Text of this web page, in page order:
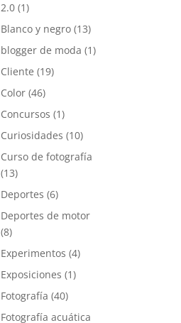
2.0 (1)
Blanco y negro (13)
blogger de moda (1)
Cliente (19)
Color (46)
Concursos (1)
Curiosidades (10)
Curso de fotografía
(13)
Deportes (6)
Deportes de motor
(8)
Experimentos (4)
Exposiciones (1)
Fotografía (40)
Fotografía acuática